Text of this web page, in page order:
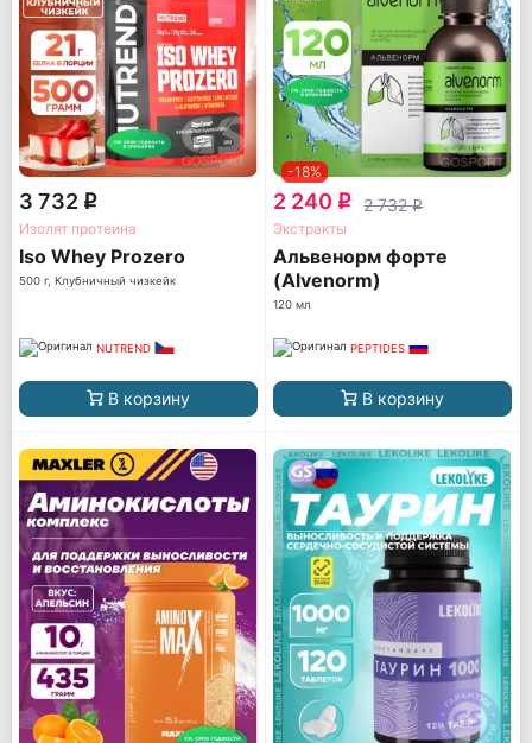
3 732 q
Изолят протеина
Iso Whey Prozero
500 г, Клубничный чизкейк
NUTREND
В корзину
-18%
2 240 q 2 732q
Экстракты
Альвенорм форте
(Alvenorm)
120 мл
PEPTIDES
В корзину